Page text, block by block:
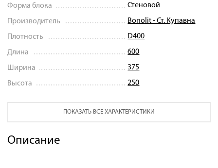
Форма блока Стеновой
Производитель Bonolit - Ст. Купавна
Плотность D400
Длина 600
Ширина 375
Высота 250
ПОКАЗАТЬ ВСЕ ХАРАКТЕРИСТИКИ
Описание